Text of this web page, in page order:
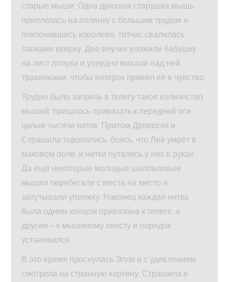
старые мыши. Одна дряхлая старушка мышь
приплелась на полянку с большим трудом и
поклонившись королеве, тотчас свалилась
лапками кверху. Две внучки уложили бабушку
на лист лопуха и усердно махали над ней
травинками, чтобы ветерок привёл её в чувство.
Трудно было запрячь в телегу такое количество
мышей: пришлось привязать к передней оси
целые тысячи ниток. Притом Дровосек и
Страшила торопились, боясь, что Лев умрёт в
маковом поле, и нитки путались у них в руках.
Да ещё некоторые молодые шаловливые
мышки перебегали с места на место и
запутывали упряжку. Наконец каждая нитка
была одним концом привязана к телеге, а
другим – к мышиному хвосту и порядок
установился.
В это время проснулась Элли и с удивлением
смотрела на странную картину. Страшила в